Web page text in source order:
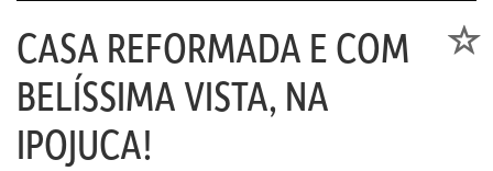
CASA REFORMADA E COM
BELÍSSIMA VISTA, NA
IPOJUCA!